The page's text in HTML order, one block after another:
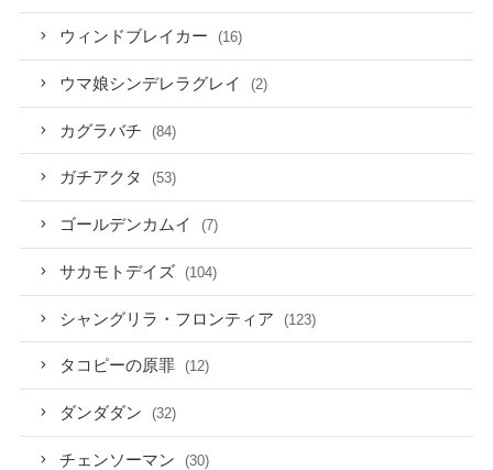
ウィンドブレイカー (16)
ウマ娘シンデレラグレイ (2)
カグラバチ (84)
ガチアクタ (53)
ゴールデンカムイ (7)
サカモトデイズ (104)
シャングリラ・フロンティア (123)
タコピーの原罪 (12)
ダンダダン (32)
チェンソーマン (30)